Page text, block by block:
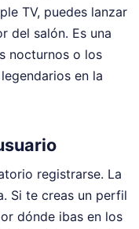
TV, puedes lanzar
del salón. Es una
nocturnos o los
en la
registrarse. La
Si te creas un perfil
dónde ibas en los